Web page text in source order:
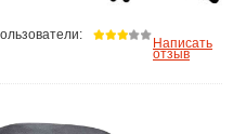
Написать
отзыв